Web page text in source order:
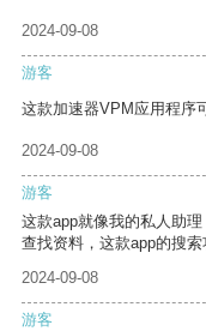
2024-09-08
游客
这款加速器VPM应用程序
2024-09-08
游客
这款app就像我的私人助
查找资料，这款app的搜
2024-09-08
游客